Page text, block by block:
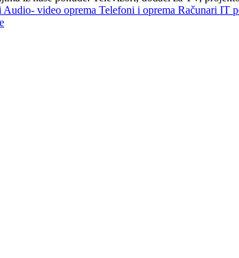
Audio- video oprema Telefoni i oprema Računari IT